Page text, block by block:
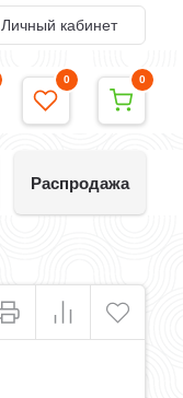
Личный кабинет
0 0
Распродажа